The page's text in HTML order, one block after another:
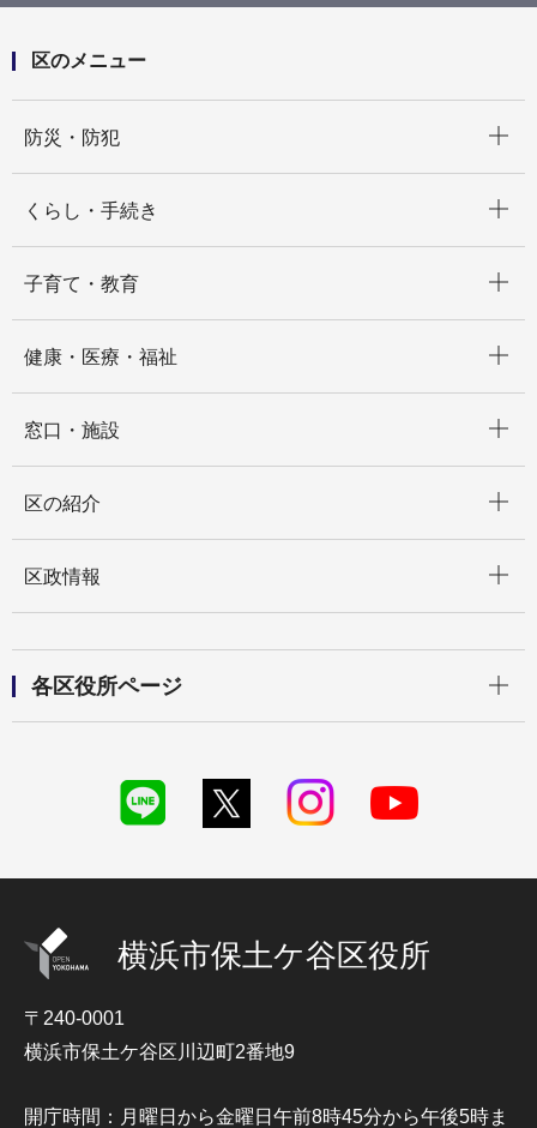
区のメニュー
防災・防犯
くらし・手続き
子育て・教育
健康・医療・福祉
窓口・施設
区の紹介
区政情報
各区役所ページ
横浜市保土ケ谷区役所
〒240-0001
横浜市保土ケ谷区川辺町2番地9
開庁時間：月曜日から金曜日午前8時45分から午後5時ま